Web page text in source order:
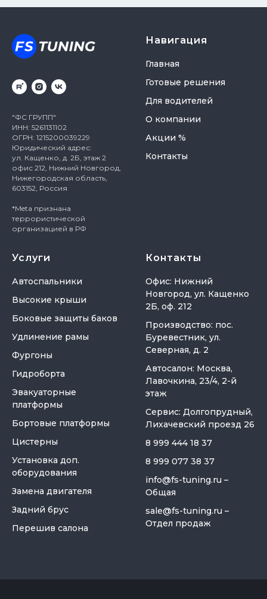
"ФС ГРУПП"
ИНН: 5261131102
ОГРН: 1215200039229
Юридический адрес:
ул. Кащенко, д. 2Б, этаж 2
офис 212, Нижний Новгород,
Нижегородская область,
603152, Россия
*Meta признана
террористической
организацией в РФ
Навигация
Главная
Готовые решения
Для водителей
О компании
Акции %
Контакты
Услуги
Автоспальники
Высокие крыши
Боковые защиты баков
Удлинение рамы
Фургоны
Гидроборта
Эвакуаторные
платформы
Бортовые платформы
Цистерны
Установка доп.
оборудования
Замена двигателя
Задний брус
Перешив салона
Контакты
Офис: Нижний
Новгород, ул. Кащенко
2Б, оф. 212
Производство: пос.
Буревестник, ул.
Северная, д. 2
Автосалон: Москва,
Лавочкина, 23/4, 2-й
этаж
Сервис: Долгопрудный,
Лихачевский проезд 26
8 999 444 18 37
8 999 077 38 37
info@fs-tuning.ru –
Общая
sale@fs-tuning.ru –
Отдел продаж